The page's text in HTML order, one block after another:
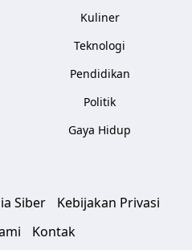
Kuliner
Teknologi
Pendidikan
Politik
Gaya Hidup
Siber
Kebijakan Privasi
Kontak